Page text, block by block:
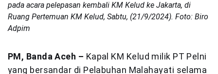
pada acara pelepasan kembali KM Kelud ke Jakarta, di
Ruang Pertemuan KM Kelud, Sabtu, (21/9/2024). Foto: Biro
Adpim
PM, Banda Aceh – Kapal KM Kelud milik PT Pelni
yang bersandar di Pelabuhan Malahayati selama